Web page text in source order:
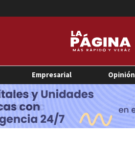
Empresarial Opinión